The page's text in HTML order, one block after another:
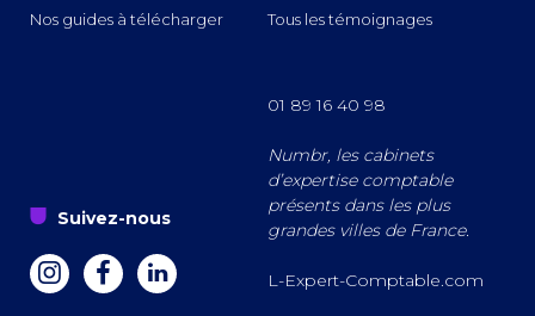
Nos guides à télécharger Tous les témoignages
s Suivez-nous
a z e
01 89 16 40 98
Numbr, les cabinets
d’expertise comptable
présents dans les plus
grandes villes de France.
L-Expert-Comptable.com